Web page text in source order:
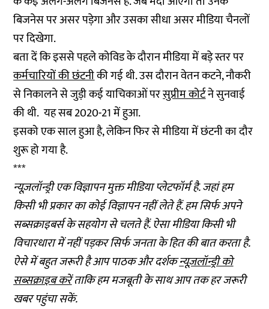
बिजनेस पर असर पड़ेगा और उसका सीधा असर मीडिया चैनलों
पर दिखेगा.
बता दें कि इससे पहले कोविड के दौरान मीडिया में बड़े स्तर पर
कर्मचारियों की छंटनीकी गई थी. उस दौरान वेतन कटने, नौकरी
से निकालने से जुड़ी कई याचिकाओं परसुप्रीम कोर्टने सुनवाई
की थी. यह सब 2020-21 में हुआ.
इसको एक साल हुआ है, लेकिन फिर से मीडिया में छंटनी का दौर
शुरू हो गया है.
***
न्यूज़लॉन्ड्री एक विज्ञापन मुक्त मीडिया प्लेटफॉर्म है. जहां हम
किसी भी प्रकार का कोई विज्ञापन नहीं लेते हैं. हम सिर्फ अपने
सब्सक्राइबर्स के सहयोग से चलते हैं. ऐसा मीडिया किसी भी
विचारधारा में नहीं पड़कर सिर्फ जनता के हित की बात करता है.
ऐसे में बहुत जरूरी है आप पाठक और दर्शकन्यूज़लॉन्ड्री को
सब्सक्राइब करेंताकि हम मजबूती के साथ आप तक हर जरूरी
खबर पहुंचा सकें.